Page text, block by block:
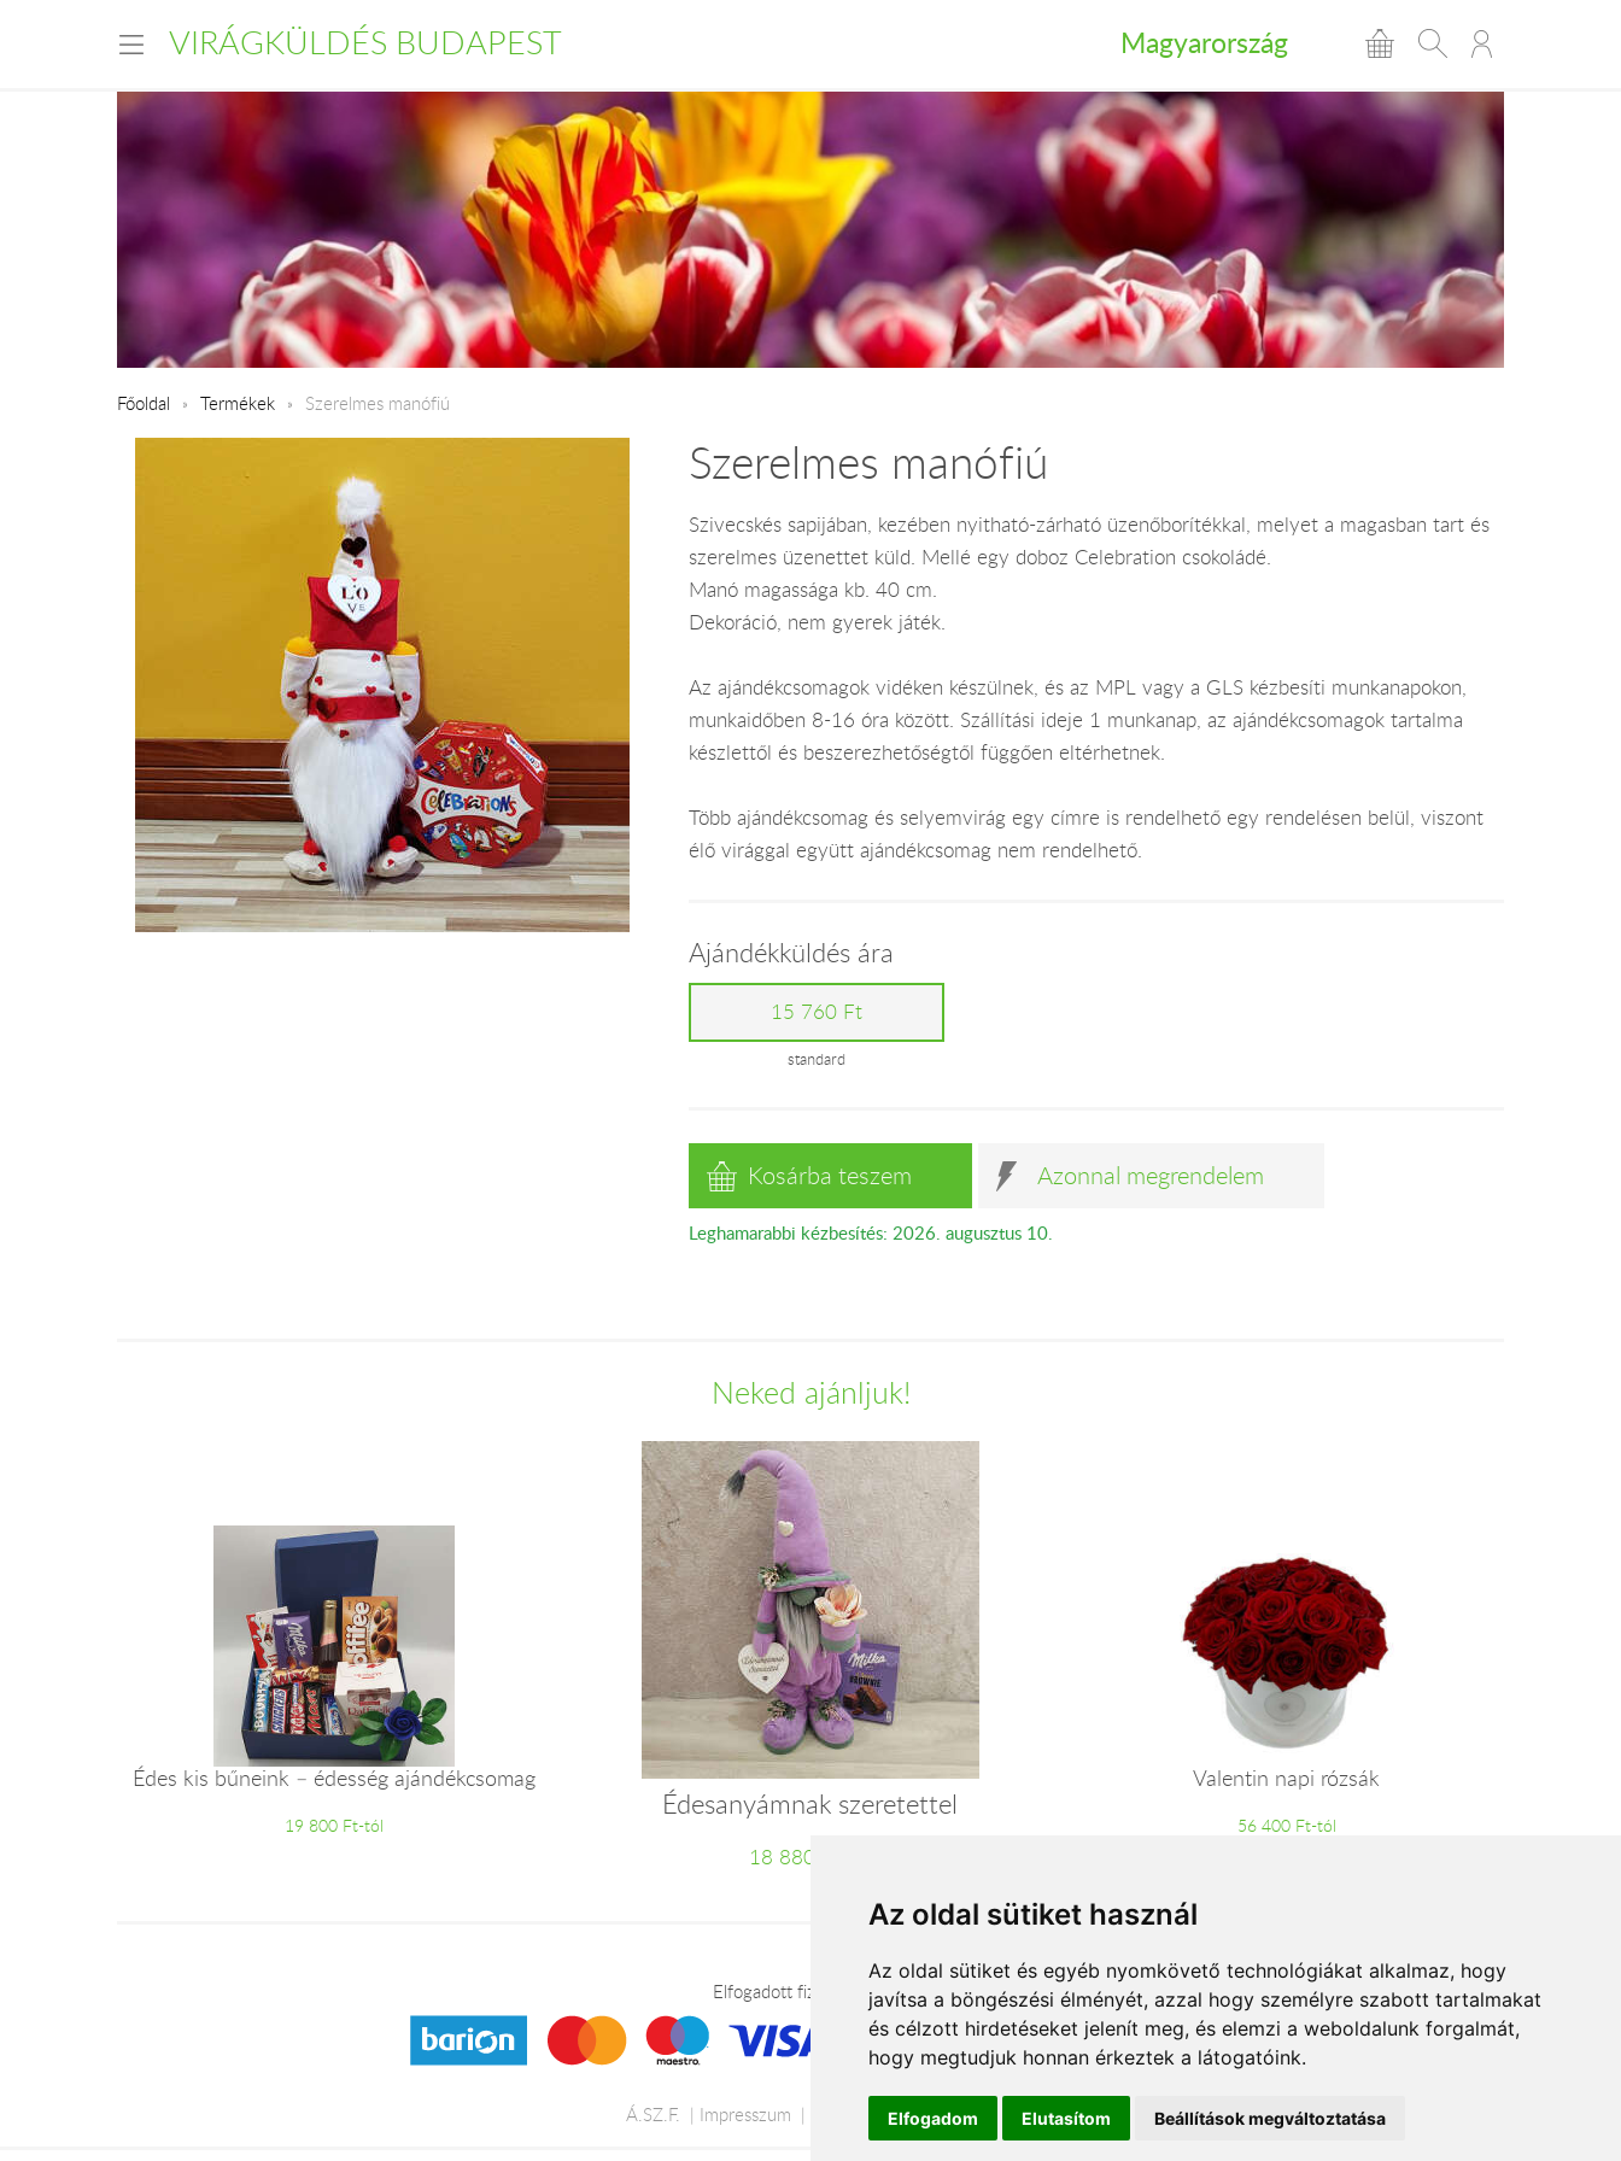
Az oldal sütiket használ
Az oldal sütiket és egyéb nyomkövető technológiákat alkalmaz, hogy
javítsa a böngészési élményét, azzal hogy személyre szabott tartalmakat
és célzott hirdetéseket jelenít meg, és elemzi a weboldalunk forgalmát,
hogy megtudjuk honnan érkeztek a látogatóink.
Elfogadom Elutasítom Beállítások megváltoztatása
VIRÁGKÜLDÉS BUDAPEST Magyarország
Főoldal Termékek Szerelmes manófiú
Szerelmes manófiú
Szivecskés sapijában, kezében nyitható-zárható üzenőborítékkal, melyet a magasban tart és
szerelmes üzenettet küld. Mellé egy doboz Celebration csokoládé.
Manó magassága kb. 40 cm.
Dekoráció, nem gyerek játék.
Az ajándékcsomagok vidéken készülnek, és az MPL vagy a GLS kézbesíti munkanapokon,
munkaidőben 8-16 óra között. Szállítási ideje 1 munkanap, az ajándékcsomagok tartalma
készlettől és beszerezhetőségtől függően eltérhetnek.
Több ajándékcsomag és selyemvirág egy címre is rendelhető egy rendelésen belül, viszont
élő virággal együtt ajándékcsomag nem rendelhető.
Ajándékküldés ára
15 760 Ft
standard
Kosárba teszem Azonnal megrendelem
Leghamarabbi kézbesítés: 2026. augusztus 10.
Neked ajánljuk!
Édes kis bűneink – édesség ajándékcsomag
19 800 Ft-tól
Édesanyámnak szeretettel
18 880 Ft-tól
Valentin napi rózsák
56 400 Ft-tól
Elfogadott fizetési módok
Á.SZ.F. Impresszum Adatkezelési tájékoztató